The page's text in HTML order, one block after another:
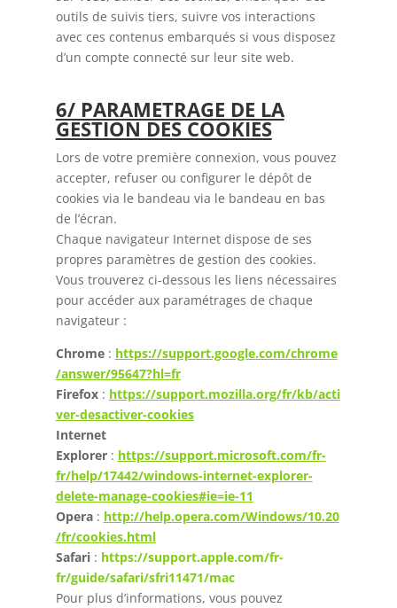
outils de suivis tiers, suivre vos interactions
avec ces contenus embarqués si vous disposez
d’un compte connecté sur leur site web.
6/ PARAMETRAGE DE LA
GESTION DES COOKIES
Lors de votre première connexion, vous pouvez
accepter, refuser ou configurer le dépôt de
cookies via le bandeau via le bandeau en bas
de l’écran.
Chaque navigateur Internet dispose de ses
propres paramètres de gestion des cookies.
Vous trouverez ci-dessous les liens nécessaires
pour accéder aux paramétrages de chaque
navigateur :
Chrome: https://support.google.com/chrome
/answer/95647?hl=fr
Firefox: https://support.mozilla.org/fr/kb/acti
ver-desactiver-cookies
Internet
Explorer: https://support.microsoft.com/fr-
fr/help/17442/windows-internet-explorer-
delete-manage-cookies#ie=ie-11
Opera: http://help.opera.com/Windows/10.20
/fr/cookies.html
Safari: https://support.apple.com/fr-
fr/guide/safari/sfri11471/mac
Pour plus d’informations, vous pouvez